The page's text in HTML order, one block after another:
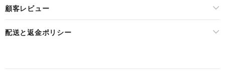
顧客レビュー
配送と返金ポリシー